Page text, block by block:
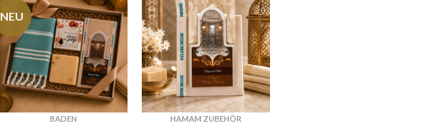
NEU
BADEN HAMAM ZUBEHÖR